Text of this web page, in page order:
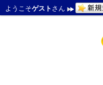
ようこそゲスト さん